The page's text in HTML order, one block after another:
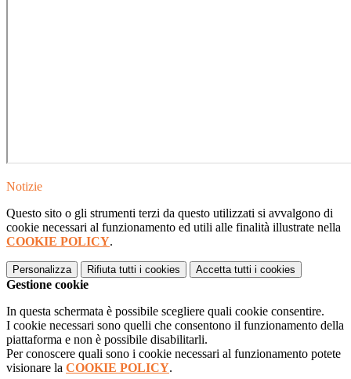
Notizie
Questo sito o gli strumenti terzi da questo utilizzati si avvalgono di
cookie necessari al funzionamento ed utili alle finalità illustrate nella
COOKIE POLICY.
Personalizza Rifiuta tutti i cookies Accetta tutti i cookies
Gestione cookie
In questa schermata è possibile scegliere quali cookie consentire.
I cookie necessari sono quelli che consentono il funzionamento della
piattaforma e non è possibile disabilitarli.
Per conoscere quali sono i cookie necessari al funzionamento potete
visionare la COOKIE POLICY.